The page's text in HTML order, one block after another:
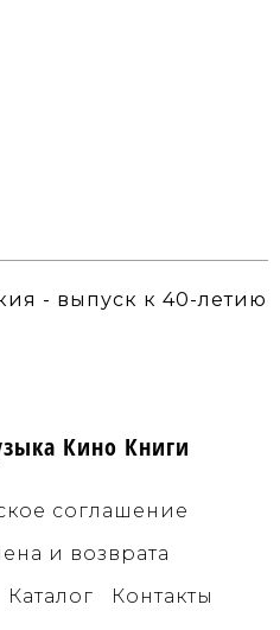
- выпуск к 40-летию
Кино Книги
соглашение
и возврата
Каталог
Контакты